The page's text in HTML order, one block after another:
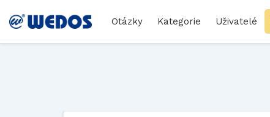
Otázky Kategorie Uživatelé